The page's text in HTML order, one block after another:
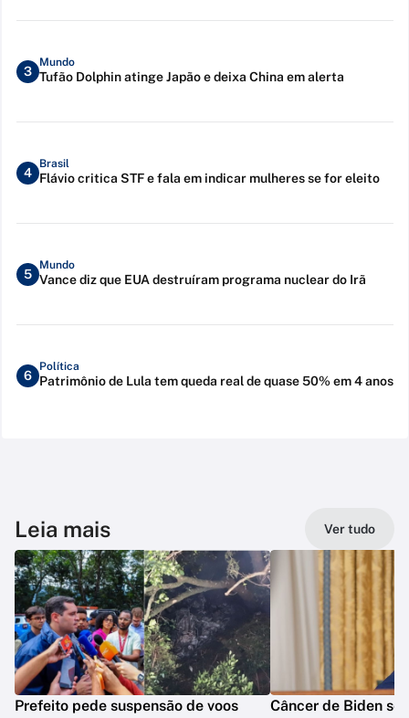
3
Mundo
Tufão Dolphin atinge Japão e deixa China em alerta
4
Brasil
Flávio critica STF e fala em indicar mulheres se for eleito
5
Mundo
Vance diz que EUA destruíram programa nuclear do Irã
6
Política
Patrimônio de Lula tem queda real de quase 50% em 4 anos
Leia mais Ver tudo
Prefeito pede suspensão de voos
Câncer de Biden se